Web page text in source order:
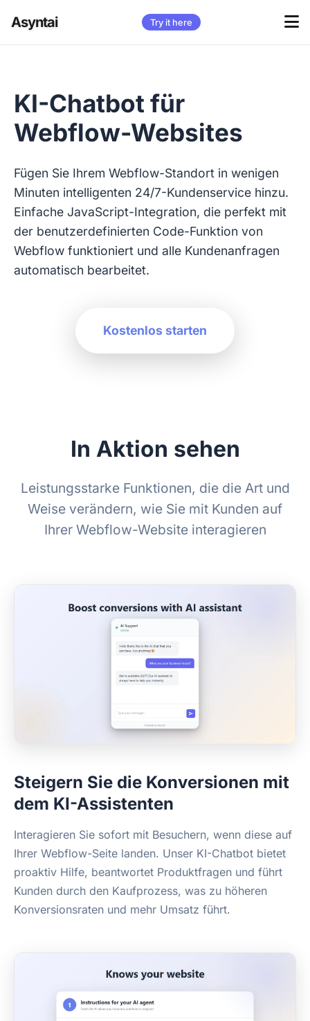
Asyntai Try it here
KI-Chatbot für
Webflow-Websites
Fügen Sie Ihrem Webflow-Standort in wenigen
Minuten intelligenten 24/7-Kundenservice hinzu.
Einfache JavaScript-Integration, die perfekt mit
der benutzerdefinierten Code-Funktion von
Webflow funktioniert und alle Kundenanfragen
automatisch bearbeitet.
Kostenlos starten
In Aktion sehen
Leistungsstarke Funktionen, die die Art und
Weise verändern, wie Sie mit Kunden auf
Ihrer Webflow-Website interagieren
Steigern Sie die Konversionen mit
dem KI-Assistenten
Interagieren Sie sofort mit Besuchern, wenn diese auf
Ihrer Webflow-Seite landen. Unser KI-Chatbot bietet
proaktiv Hilfe, beantwortet Produktfragen und führt
Kunden durch den Kaufprozess, was zu höheren
Konversionsraten und mehr Umsatz führt.